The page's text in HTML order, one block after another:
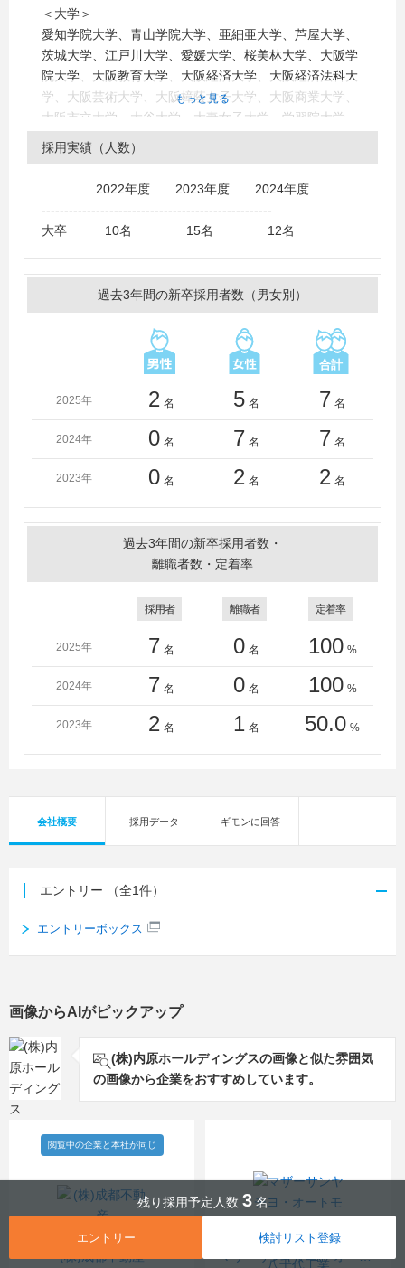
残り採用予定人数 3 名
エントリー 検討リスト登録
＜大学＞
愛知学院大学、青山学院大学、亜細亜大学、芦屋大学、
茨城大学、江戸川大学、愛媛大学、桜美林大学、大阪学
院大学、大阪教育大学、大阪経済大学、大阪経済法科大
学、大阪芸術大学、大阪樟蔭女子大学、大阪商業大学、
大阪市立大学、大谷大学、大妻女子大学、学習院大学、
神奈川大学、関西大学、関西外国語大学、関西学院大
学、神田外語大学、関東学院大学、九州産業大学、九州
保健福祉大学、京都大学、京都外国語大学、京都産業大
学、恵泉女学園大学、甲南大学、甲南女子大学、神戸大
院大学、國學院大學、国士舘大学、駒澤大学、札幌大
学、城西大学、上智大学、昭和女子大学、白百合女子大
学、成蹊大学、成城大学、聖心女子大学、清泉女子大
学、摂南大学、大東文化大学、拓殖大学、多摩大学、玉
川大学、千葉商科大学、中央大学、中央学院大学、筑波
学、東海学園大学、東京家政学院大学、東京経済大学、
東京工科大学、東京女子大学、同志社大学、同志社女子
大学、東北学院大学、東洋大学、東洋英和女学院大学、
獨協大学、名古屋外国語大学、奈良女子大学、新潟大
学、広島大学、広島経済大学、フェリス女学院大学、福
学、松山大学、宮城大学、宮崎公立大学、武蔵野美術大
学、明海大学、明治大学、明治学院大学、明星大学、桃
山学院大学、安田女子大学、山梨学院大学、横浜市立大
学、横浜美術大学、立教大学、立正大学、立命館大学、
龍谷大学、流通科学大学、流通経済大学（茨城）、和光
＜短大・高専・専門学校＞
学校、大阪国際大学短期大学部、大阪調理製菓専門学
学短期大学部、創造社デザイン専門学校、千葉経済大学
短期大学部、東京家政大学短期大学部、東京工学院専門
学、名古屋モード学園、西日本短期大学、華学園栄養専
山短期大学、松山東雲短期大学、山梨学院短期大学、山
もっと見る
採用実績（人数）
2022年度 2023年度 2024年度
---------------------------------------------------
大卒 10名 15名 12名
過去3年間の新卒採用者数（男女別）
2025年 2 名 5 名 7 名
2024年 0 名 7 名 7 名
2023年 0 名 2 名 2 名
過去3年間の新卒採用者数・
離職者数・定着率
採用者 離職者 定着率
2025年 7 名 0 名 100 %
2024年 7 名 0 名 100 %
2023年 2 名 1 名 50.0 %
会社概要 採用データ ギモンに回答
エントリー （全1件）
エントリーボックス
画像からAIがピックアップ
(株)内原ホールディングスの画像と似た雰囲気
の画像から企業をおすすめしています。
(株)成都不動産
閲覧中の企業と本社が同じ
マザーサンヤチヨ・オートモーティブシステムズ(株)【旧：八千代工業(株)】【Mothersonグループ】